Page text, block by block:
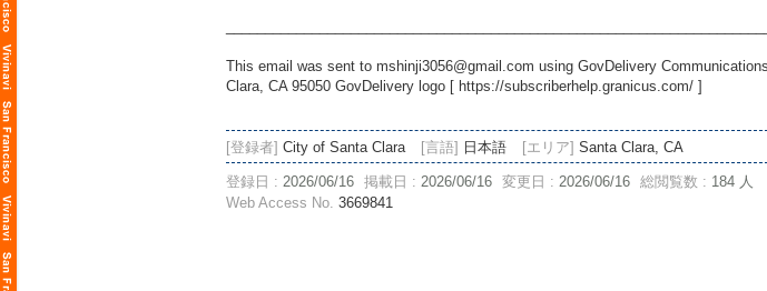
This email was sent to mshinji3056@gmail.com using GovDelivery
Clara, CA 95050 GovDelivery logo [ https://subscriberhelp.granicus.com/ ]
[登録者] City of Santa Clara [言語] 日本語 [エリア] Santa Clara, CA
登録日 : 2026/06/16 掲載日 : 2026/06/16 変更日 : 2026/06/16 総閲覧数 : 184 人
Web Access No. 3669841